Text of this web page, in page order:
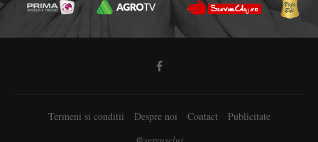
Termeni si conditii Despre noi Contact Publicitate